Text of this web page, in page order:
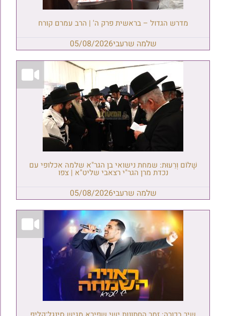
מדרש הגדול – בראשית פרק ה' | הרב עמרם קורח
שלמה שרעבי05/08/2026
שָׁלוֹם וְרֵעוּת: שמחת נישואי בן הגר"א שלמה אכלופי עם
נכדת מרן הגר"י רצאבי שליט"א | צפו
שלמה שרעבי05/08/2026